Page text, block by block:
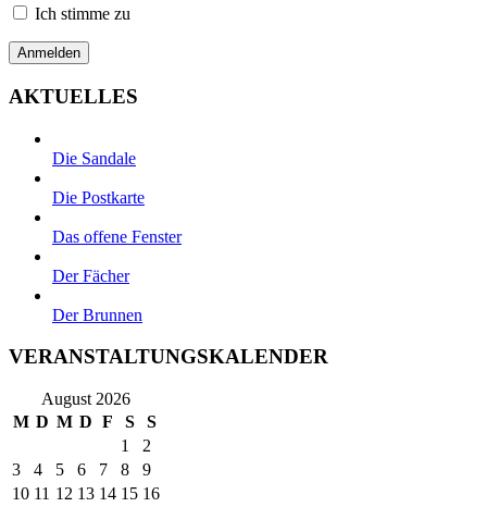
Ich stimme zu
AKTUELLES
Die Sandale
Die Postkarte
Das offene Fenster
Der Fächer
Der Brunnen
VERANSTALTUNGSKALENDER
August 2026
M D M D F S S
1
2
3
4 5 6 7 8
9
10 11 12 13 14 15 16